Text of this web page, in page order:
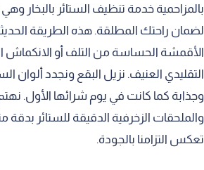
بالمزاحمية خدمة تنظيف الستائر بالبخار
لضمان راحتك المطلقة. هذه الطريقة
الأقمشة الحساسة من التلف أو الانكماش
التقليدي العنيف. نزيل البقع ونجدد ألوان
وجذابة كما كانت في يوم شرائها الأول.
والملحقات الزخرفية الدقيقة للستائر بدقة
تعكس التزامنا بالجودة.